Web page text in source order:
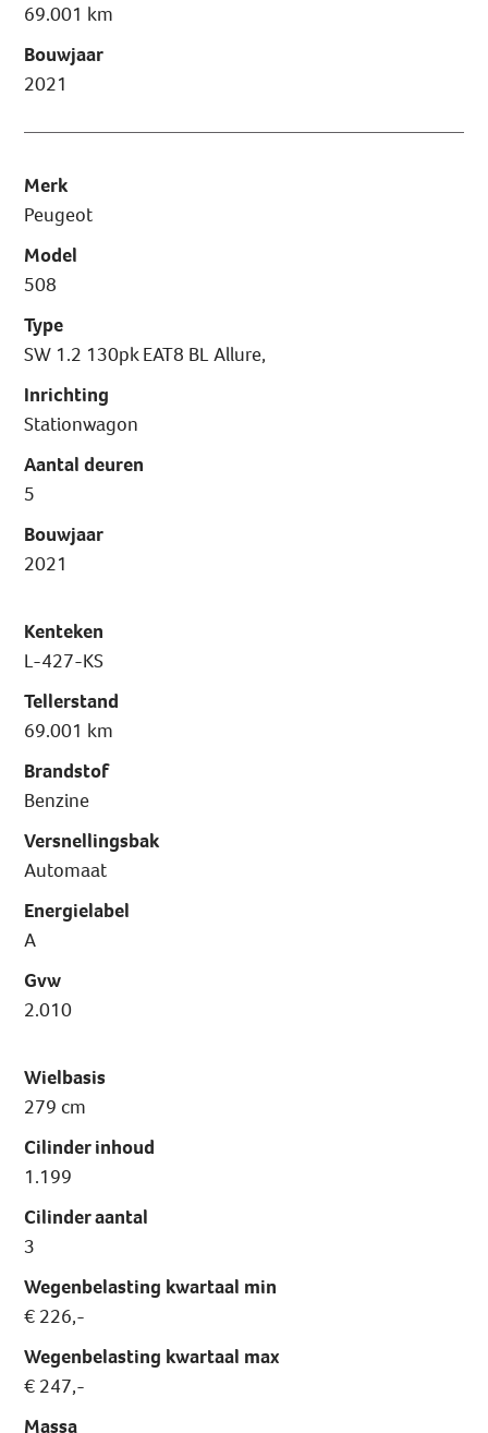
69.001 km
Bouwjaar
2021
Merk
Peugeot
Model
508
Type
SW 1.2 130pk EAT8 BL Allure,
Inrichting
Stationwagon
Aantal deuren
5
Bouwjaar
2021
Kenteken
L-427-KS
Tellerstand
69.001 km
Brandstof
Benzine
Versnellingsbak
Automaat
Energielabel
A
Gvw
2.010
Wielbasis
279 cm
Cilinder inhoud
1.199
Cilinder aantal
3
Wegenbelasting kwartaal min
€ 226,-
Wegenbelasting kwartaal max
€ 247,-
Massa